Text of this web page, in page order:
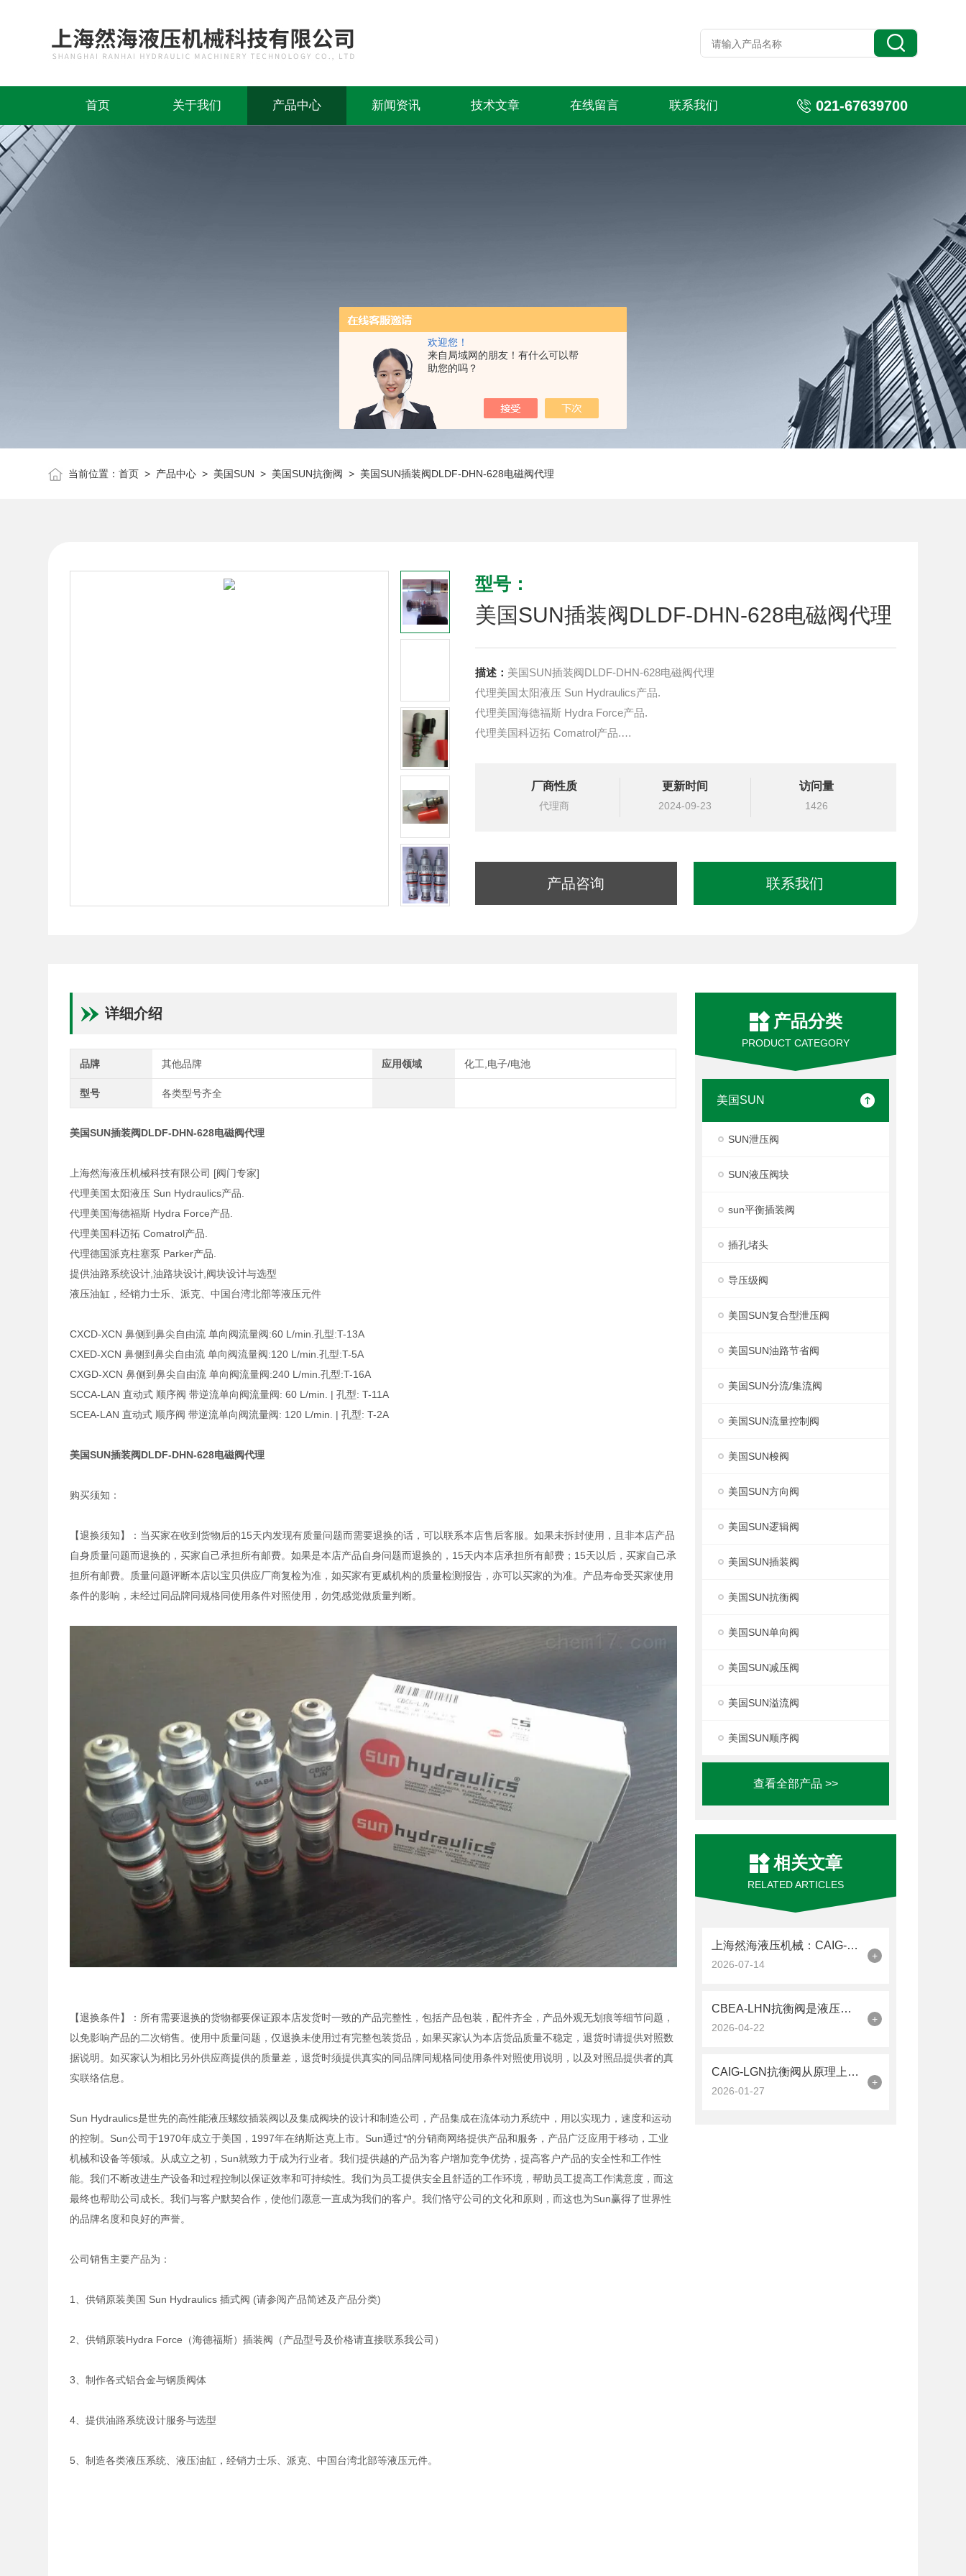
欢迎您！
来自局域网的朋友！有什么可以帮
助您的吗？
首页 关于我们 产品中心 新闻资讯 技术文章 在线留言 联系我们 021-67639700
当前位置：首页 > 产品中心 > 美国SUN > 美国SUN抗衡阀 > 美国SUN插装阀DLDF-DHN-628电磁阀代理
型号：
美国SUN插装阀DLDF-DHN-628电磁阀代理
描述： 美国SUN插装阀DLDF-DHN-628电磁阀代理
代理美国太阳液压 Sun Hydraulics产品.
代理美国海德福斯 Hydra Force产品.
代理美国科迈拓 Comatrol产品.
液压油缸，经销力士乐、派克、中国台湾北部等液压元件
厂商性质
代理商
更新时间
2024-09-23
访问量
1426
产品咨询 联系我们
产品分类
PRODUCT CATEGORY
美国SUN
SUN泄压阀
SUN液压阀块
sun平衡插装阀
插孔堵头
导压级阀
美国SUN复合型泄压阀
美国SUN油路节省阀
美国SUN分流/集流阀
美国SUN流量控制阀
美国SUN梭阀
美国SUN方向阀
美国SUN逻辑阀
美国SUN插装阀
美国SUN抗衡阀
美国SUN单向阀
美国SUN减压阀
美国SUN溢流阀
美国SUN顺序阀
查看全部产品 >>
相关文章
RELATED ARTICLES
上海然海液压机械：CAIG-LGN抗衡阀的品质之选——实测数据解析
2026-07-14
+
CBEA-LHN抗衡阀是液压系统中的平衡卫士
2026-04-22
+
CAIG-LGN抗衡阀从原理上可分解为以下三个层面
2026-01-27
+
详细介绍
品牌 其他品牌 应用领域 化工,电子/电池
型号 各类型号齐全
美国SUN插装阀DLDF-DHN-628电磁阀代理
上海然海液压机械科技有限公司 [阀门专家]
代理美国太阳液压 Sun Hydraulics产品.
代理美国海德福斯 Hydra Force产品.
代理美国科迈拓 Comatrol产品.
代理德国派克柱塞泵 Parker产品.
提供油路系统设计,油路块设计,阀块设计与选型
液压油缸，经销力士乐、派克、中国台湾北部等液压元件
CXCD-XCN 鼻侧到鼻尖自由流 单向阀流量阀:60 L/min.孔型:T-13A
CXED-XCN 鼻侧到鼻尖自由流 单向阀流量阀:120 L/min.孔型:T-5A
CXGD-XCN 鼻侧到鼻尖自由流 单向阀流量阀:240 L/min.孔型:T-16A
SCCA-LAN 直动式 顺序阀 带逆流单向阀流量阀: 60 L/min. | 孔型: T-11A
SCEA-LAN 直动式 顺序阀 带逆流单向阀流量阀: 120 L/min. | 孔型: T-2A
美国SUN插装阀DLDF-DHN-628电磁阀代理
购买须知：
【退换须知】：当买家在收到货物后的15天内发现有质量问题而需要退换的话，可以联系本店售后客服。如果未拆封使用，且非本店产品
自身质量问题而退换的，买家自己承担所有邮费。如果是本店产品自身问题而退换的，15天内本店承担所有邮费；15天以后，买家自己承
担所有邮费。质量问题评断本店以宝贝供应厂商复检为准，如买家有更威机构的质量检测报告，亦可以买家的为准。产品寿命受买家使用
条件的影响，未经过同品牌同规格同使用条件对照使用，勿凭感觉做质量判断。
【退换条件】：所有需要退换的货物都要保证跟本店发货时一致的产品完整性，包括产品包装，配件齐全，产品外观无划痕等细节问题，
以免影响产品的二次销售。使用中质量问题，仅退换未使用过有完整包装货品，如果买家认为本店货品质量不稳定，退货时请提供对照数
据说明。如买家认为相比另外供应商提供的质量差，退货时须提供真实的同品牌同规格同使用条件对照使用说明，以及对照品提供者的真
实联络信息。
Sun Hydraulics是世先的高性能液压螺纹插装阀以及集成阀块的设计和制造公司，产品集成在流体动力系统中，用以实现力，速度和运动
的控制。Sun公司于1970年成立于美国，1997年在纳斯达克上市。Sun通过*的分销商网络提供产品和服务，产品广泛应用于移动，工业
机械和设备等领域。从成立之初，Sun就致力于成为行业者。我们提供越的产品为客户增加竞争优势，提高客户产品的安全性和工作性
能。我们不断改进生产设备和过程控制以保证效率和可持续性。我们为员工提供安全且舒适的工作环境，帮助员工提高工作满意度，而这
最终也帮助公司成长。我们与客户默契合作，使他们愿意一直成为我们的客户。我们恪守公司的文化和原则，而这也为Sun赢得了世界性
的品牌名度和良好的声誉。
公司销售主要产品为：
1、供销原装美国 Sun Hydraulics 插式阀 (请参阅产品简述及产品分类)
2、供销原装Hydra Force（海德福斯）插装阀（产品型号及价格请直接联系我公司）
3、制作各式铝合金与钢质阀体
4、提供油路系统设计服务与选型
5、制造各类液压系统、液压油缸，经销力士乐、派克、中国台湾北部等液压元件。